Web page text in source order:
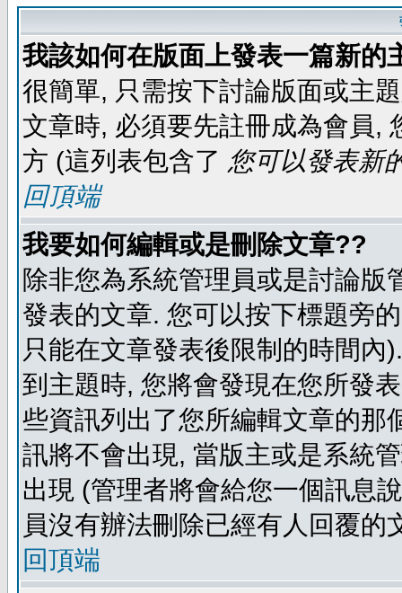
我該如何在版面上發表一篇新的
很簡單, 只需按下討論版面或主
文章時, 必須要先註冊成為會員,
方 (這列表包含了 您可以發表新
回頂端
我要如何編輯或是刪除文章??
除非您為系統管理員或是討論
發表的文章. 您可以按下標題旁
只能在文章發表後限制的時間
到主題時, 您將會發現在您所發
些資訊列出了您所編輯文章的那
訊將不會出現, 當版主或是系統
出現 (管理者將會給您一個訊息
員沒有辦法刪除已經有人回覆的
回頂端